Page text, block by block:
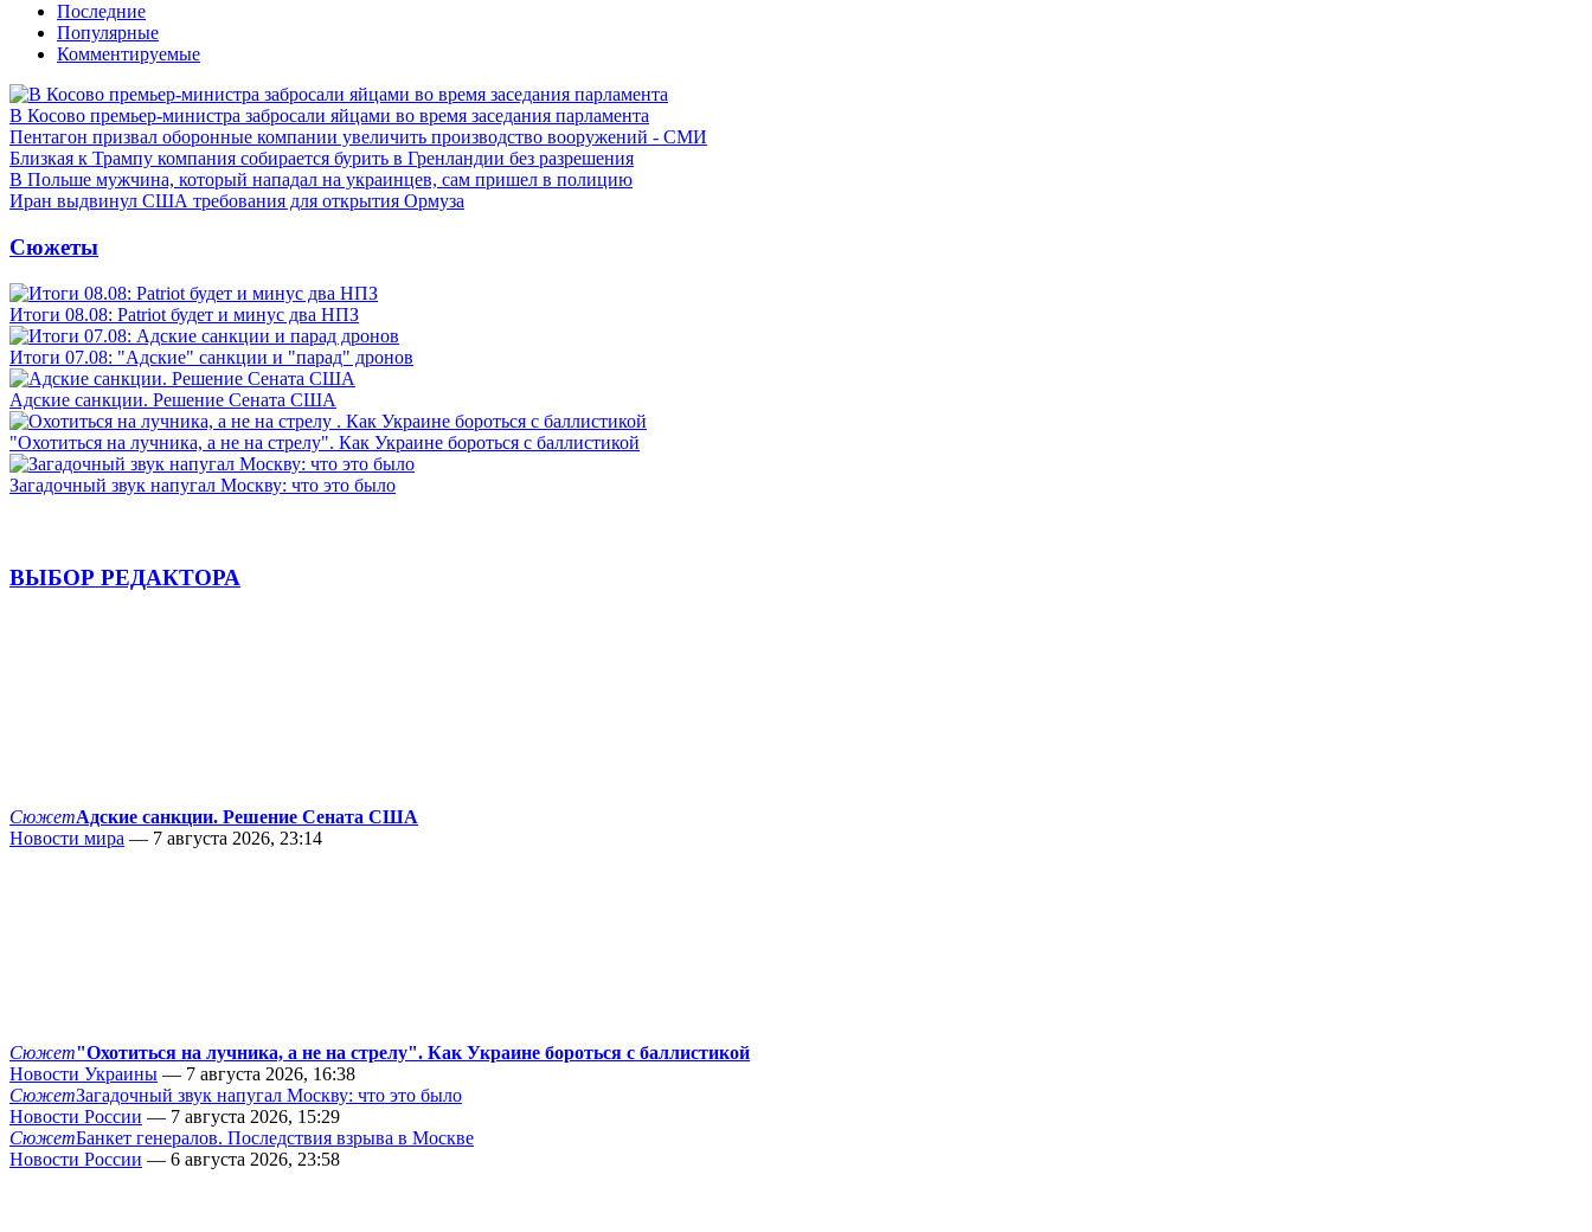
Последние
Популярные
Комментируемые
В Косово премьер-министра забросали яйцами во время заседания парламента
Пентагон призвал оборонные компании увеличить производство вооружений - СМИ
Близкая к Трампу компания собирается бурить в Гренландии без разрешения
В Польше мужчина, который нападал на украинцев, сам пришел в полицию
Иран выдвинул США требования для открытия Ормуза
Сюжеты
Итоги 08.08: Patriot будет и минус два НПЗ
Итоги 07.08: "Адские" санкции и "парад" дронов
Адские санкции. Решение Сената США
"Охотиться на лучника, а не на стрелу". Как Украине бороться с баллистикой
Загадочный звук напугал Москву: что это было
ВЫБОР РЕДАКТОРА
СюжетАдские санкции. Решение Сената США
Новости мира — 7 августа 2026, 23:14
Сюжет"Охотиться на лучника, а не на стрелу". Как Украине бороться с баллистикой
Новости Украины — 7 августа 2026, 16:38
СюжетЗагадочный звук напугал Москву: что это было
Новости России — 7 августа 2026, 15:29
СюжетБанкет генералов. Последствия взрыва в Москве
Новости России — 6 августа 2026, 23:58